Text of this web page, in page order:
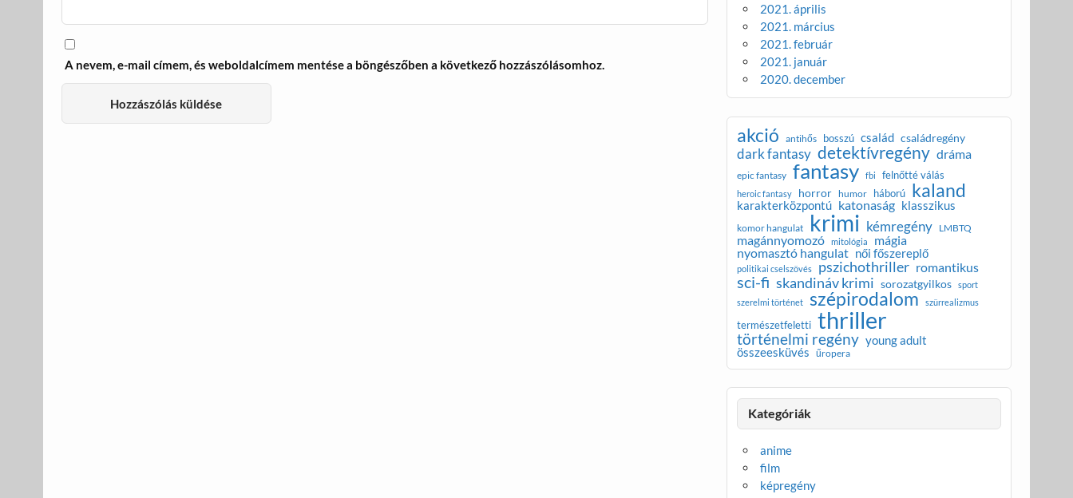
A nevem, e-mail címem, és weboldalcímem mentése a böngészőben a következő hozzászólásomhoz.
2021. április
2021. március
2021. február
2021. január
2020. december
akció antihős bosszú család családregény
dark fantasy detektívregény dráma
epic fantasy fantasy fbi felnőtté válás
heroic fantasy horror humor háború kaland
karakterközpontú katonaság klasszikus
komor hangulat krimi kémregény LMBTQ
magánnyomozó mitológia mágia
nyomasztó hangulat női főszereplő
politikai cselszövés pszichothriller romantikus
sci-fi skandináv krimi sorozatgyilkos
sport
szerelmi történet
szépirodalom szürrealizmus
természetfeletti thriller
történelmi regény young adult
összeesküvés
űropera
Kategóriák
anime
film
képregény